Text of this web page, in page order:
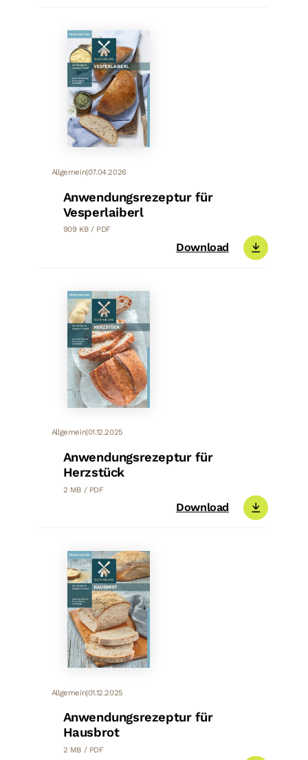
Allgemein|07.04.2026
Anwendungsrezeptur für
Vesperlaiberl
909 KB / PDF
Download
Allgemein|01.12.2025
Anwendungsrezeptur für
Herzstück
2 MB / PDF
Download
Allgemein|01.12.2025
Anwendungsrezeptur für
Hausbrot
2 MB / PDF